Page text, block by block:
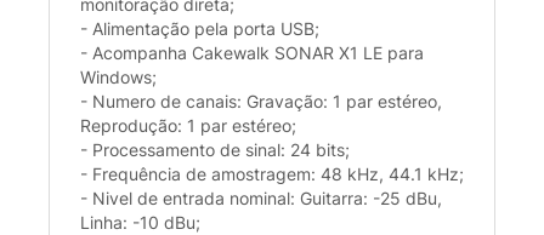
monitoração direta;
- Alimentação pela porta USB;
- Acompanha Cakewalk SONAR X1 LE para
Windows;
- Numero de canais: Gravação: 1 par estéreo,
Reprodução: 1 par estéreo;
- Processamento de sinal: 24 bits;
- Frequência de amostragem: 48 kHz, 44.1 kHz;
- Nivel de entrada nominal: Guitarra: -25 dBu,
Linha: -10 dBu;